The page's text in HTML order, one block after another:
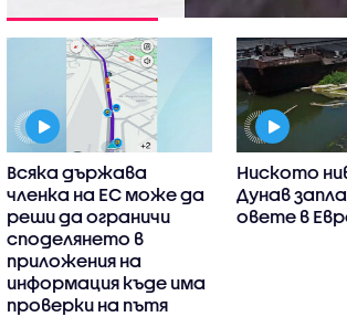
Всяка държава
членка на ЕС може да
реши да ограничи
споделянето в
приложения на
информация къде има
проверки на пътя
Ниското
Дунав
овете в